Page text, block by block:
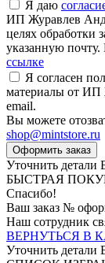
Я даю
ИП Журавлев
целях обработки
указанную
ссылке
Я согласен
материалы от ИП
email.
Вы можете
shop@mintstore.ru
Оформить заказ
Уточнить детали
БЫСТРАЯ
Спасибо!
Ваш заказ №
Наш сотрудник
ВЕРНУТЬСЯ В
Уточнить детали